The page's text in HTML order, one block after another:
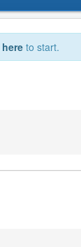
here to start.